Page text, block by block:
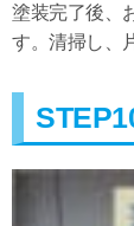
塗装完了後、
す。清掃し、